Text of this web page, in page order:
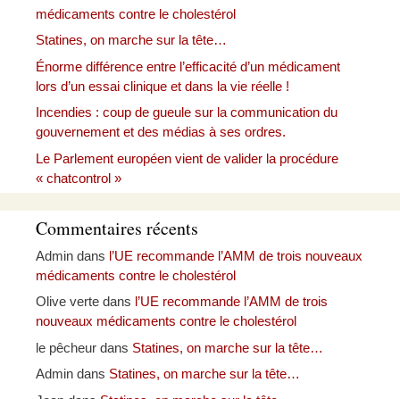
médicaments contre le cholestérol
Statines, on marche sur la tête…
Énorme différence entre l’efficacité d’un médicament
lors d’un essai clinique et dans la vie réelle !
Incendies : coup de gueule sur la communication du
gouvernement et des médias à ses ordres.
Le Parlement européen vient de valider la procédure
« chatcontrol »
Commentaires récents
Admin dans l’UE recommande l’AMM de trois nouveaux
médicaments contre le cholestérol
Olive verte dans l’UE recommande l’AMM de trois
nouveaux médicaments contre le cholestérol
le pêcheur dans Statines, on marche sur la tête…
Admin dans Statines, on marche sur la tête…